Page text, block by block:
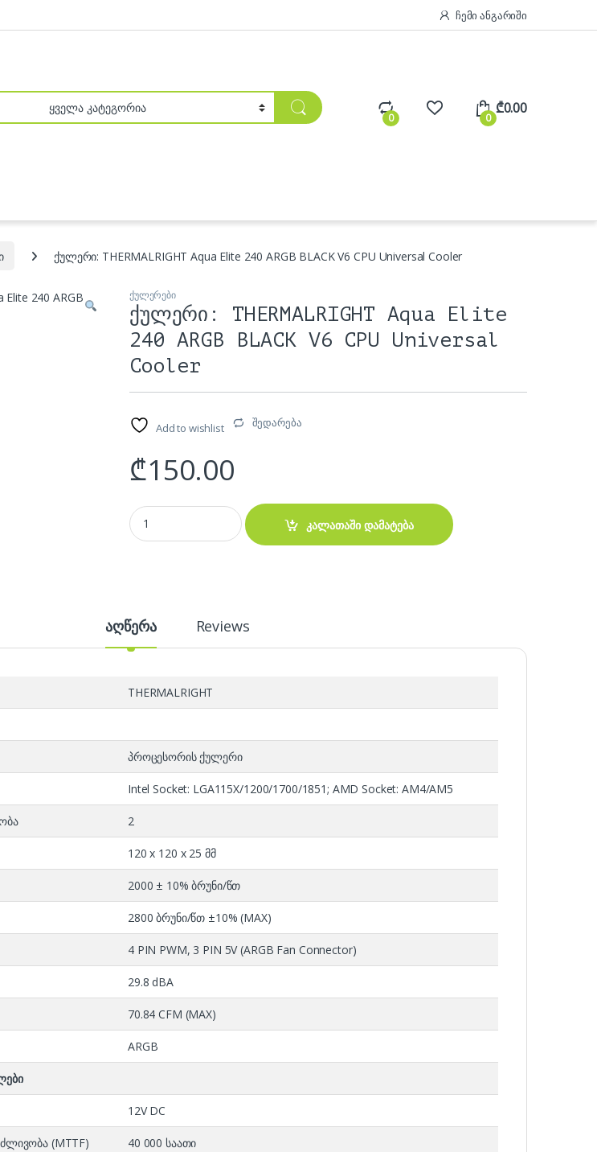
ჩემი ანგარიში
0 0
₾0.00
ქულერი: THERMALRIGHT Aqua Elite 240 ARGB BLACK V6 CPU Universal Cooler
ქულერები
ქულერი: THERMALRIGHT Aqua Elite
240 ARGB BLACK V6 CPU Universal
Cooler
Add to wishlist შედარება
₾150.00
ქულერი: THERMALRIGHT Aqua Elite 240 ARGB BLACK V6 CPU Universal Cooler quantity
კალათაში დამატება
აღწერა Reviews
THERMALRIGHT
პროცესორის ქულერი
Intel Socket: LGA115X/1200/1700/1851; AMD Socket: AM4/AM5
2
120 x 120 x 25 მმ
2000 ± 10% ბრუნი/წთ
2800 ბრუნი/წთ ±10% (MAX)
4 PIN PWM, 3 PIN 5V (ARGB Fan Connector)
29.8 dBA
70.84 CFM (MAX)
ARGB
12V DC
(MTTF) 40 000 საათი